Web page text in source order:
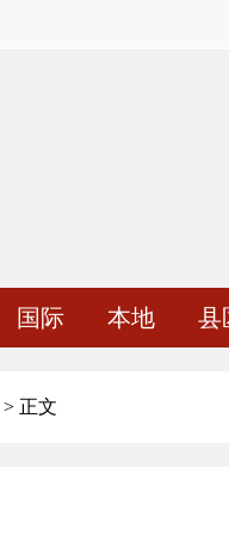
国际 本地 县
> 正文